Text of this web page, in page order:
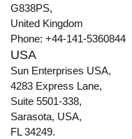
G838PS,
United Kingdom
Phone: +44-141-5360844
USA
Sun Enterprises USA,
4283 Express Lane,
Suite 5501-338,
Sarasota, USA,
FL 34249.